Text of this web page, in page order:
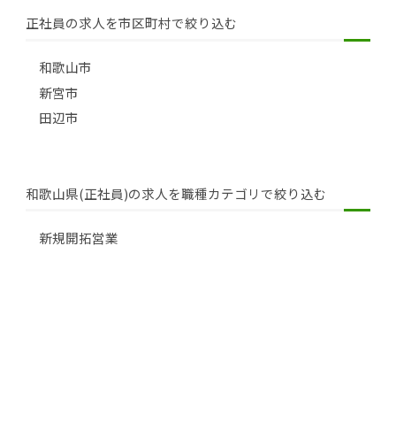
正社員の求人を市区町村で絞り込む
和歌山市
新宮市
田辺市
和歌山県(正社員)の求人を職種カテゴリで絞り込む
新規開拓営業